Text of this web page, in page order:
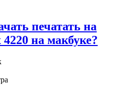
печатать на
4220 на макбуке?